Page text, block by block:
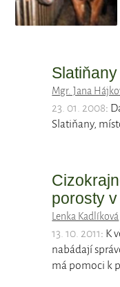
Slatiňany
Mgr. Jana
23. 01. 2008:
Slatiňany,
porosty
Lenka Kadlíková
13. 10. 2011: K
nabádají
má pomoci k